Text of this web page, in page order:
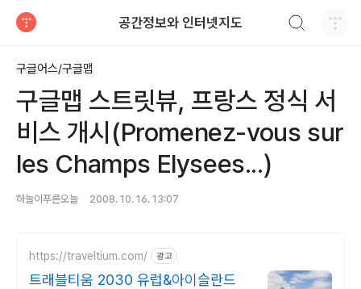
공간정보와 인터넷지도
구글어스/구글맵
구글맵 스트릿뷰, 프랑스 정식 서
비스 개시(Promenez-vous sur
les Champs Elysees...)
하늘이푸른오늘 2008. 10. 16. 13:07
https://traveltium.com/ 광고
트래블티움 2030 유럽&아이슬란드